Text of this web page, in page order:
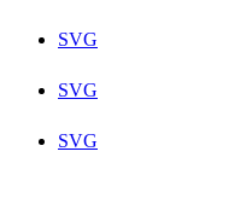
SVG
SVG
SVG